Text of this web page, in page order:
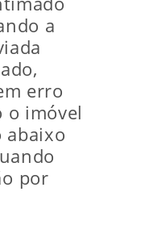
a
erro
o imóvel
abaixo
por